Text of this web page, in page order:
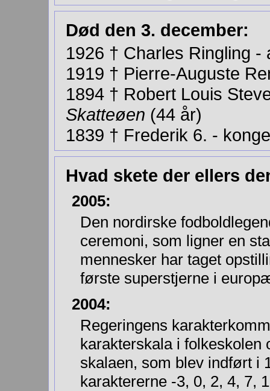
Død den 3. december:
1926 † Charles Ringling
1919 † Pierre-Auguste
1894 † Robert Louis
Skatteøen (44 år)
1839 † Frederik 6. -
Hvad skete der ellers
2005:
Den nordirske
ceremoni, som ligner en
mennesker har taget
første superstjerne i
2004:
Regeringens
karakterskala i folkeskolen
skalaen, som blev indført i
karaktererne -3, 0, 2, 4, 7,